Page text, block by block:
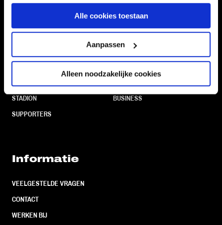
Alle cookies toestaan
Aanpassen
Alleen noodzakelijke cookies
Navigeer naar
STADION
SUPPORTERS
BUSINESS
Informatie
VEELGESTELDE VRAGEN
CONTACT
WERKEN BIJ